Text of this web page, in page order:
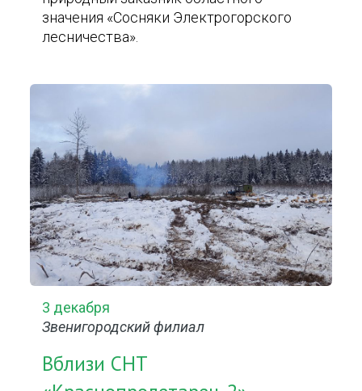
значения «Сосняки Электрогорского
лесничества».
3 декабря
Звенигородский филиал
Вблизи СНТ